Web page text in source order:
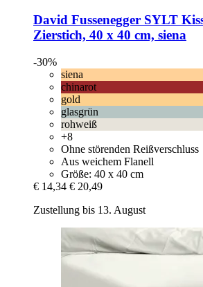
David Fussenegger SYLT
Zierstich, 40 x 40 cm, siena
-30%
siena
chinarot
gold
glasgrün
rohweiß
+8
Ohne störenden Reißverschluss
Aus weichem Flanell
Größe: 40 x 40 cm
€ 14,34 € 20,49
Zustellung bis 13. August